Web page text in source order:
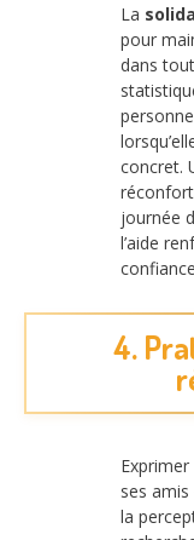
La
pour
dans
concret.
journée
l’aide
4.
Exprimer
ses
la